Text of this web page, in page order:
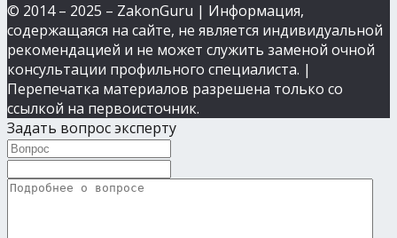
© 2014 – 2025 – ZakonGuru | Информация,
содержащаяся на сайте, не является индивидуальной
рекомендацией и не может служить заменой очной
консультации профильного специалиста. |
Перепечатка материалов разрешена только со
ссылкой на первоисточник.
Задать вопрос эксперту